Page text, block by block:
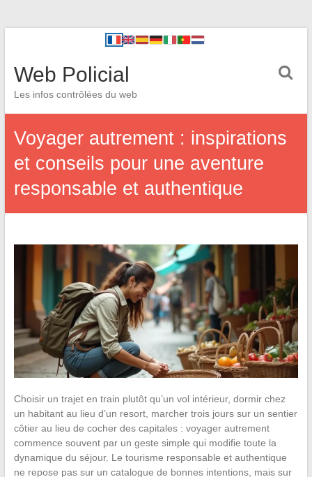
Web Policial
Les infos contrôlées du web
Voyager autrement : inspirations
et conseils pour une aventure
responsable et authentique
Choisir un trajet en train plutôt qu’un vol intérieur, dormir chez
un habitant au lieu d’un resort, marcher trois jours sur un sentier
côtier au lieu de cocher des capitales : voyager autrement
commence souvent par un geste simple qui modifie toute la
dynamique du séjour. Le tourisme responsable et authentique
ne repose pas sur un catalogue de bonnes intentions, mais sur